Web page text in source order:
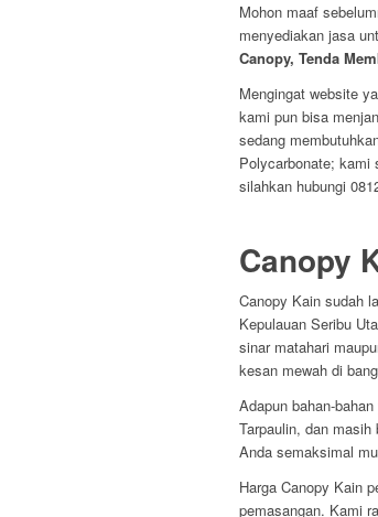
Mohon maaf
menyediakan jasa
Canopy, Tenda
Mengingat website
kami pun bisa
sedang
Polycarbonate; kami
silahkan hubungi
Canopy
Canopy Kain sudah
Kepulauan Seribu
sinar matahari
kesan mewah di
Adapun bahan-
Tarpaulin, dan
Anda semaksimal
Harga Canopy Kain
pemasangan. Kami